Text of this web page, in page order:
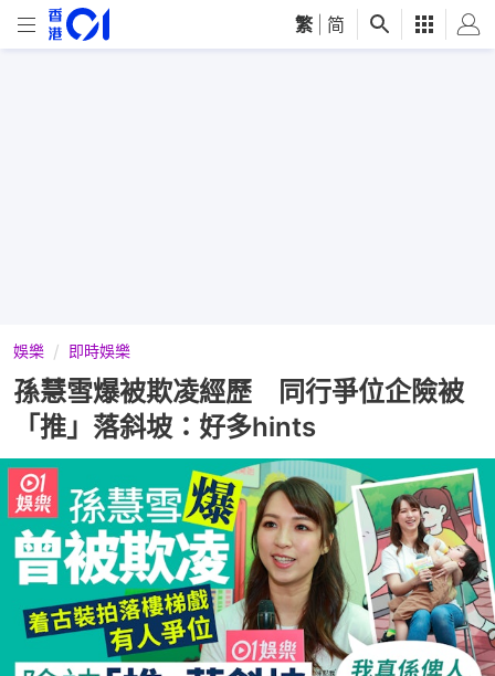
繁 简
娛樂 即時娛樂
孫慧雪爆被欺凌經歷 同行爭位企險被
「推」落斜坡：好多hints